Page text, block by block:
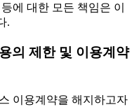
에 대한 모든 책임은 이
.
의 제한 및 이용계약
이용계약을 해지하고자